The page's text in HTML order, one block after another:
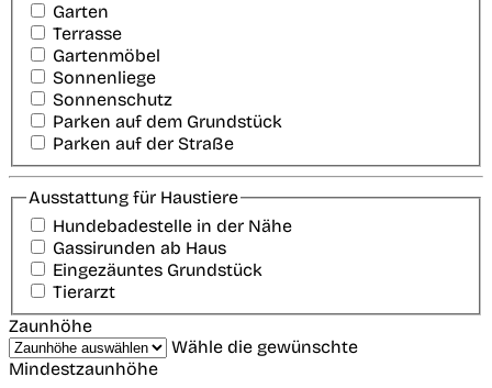
Garten
Terrasse
Gartenmöbel
Sonnenliege
Sonnenschutz
Parken auf dem Grundstück
Parken auf der Straße
Ausstattung für Haustiere
Hundebadestelle in der Nähe
Gassirunden ab Haus
Eingezäuntes Grundstück
Tierarzt
Zaunhöhe
Wähle die gewünschte
Mindestzaunhöhe